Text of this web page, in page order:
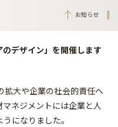
お知らせ
デザイン」を開催します
拡大や企業の社会的責任へ
ネジメントには企業と人
になりました。